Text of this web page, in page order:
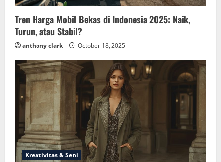
Tren Harga Mobil Bekas di Indonesia 2025: Naik,
Turun, atau Stabil?
anthony clark October 18, 2025
Kreativitas & Seni